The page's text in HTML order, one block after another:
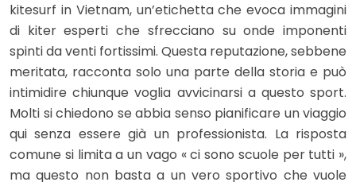
kitesurf in Vietnam, un’etichetta che evoca immagini
di kiter esperti che sfrecciano su onde imponenti
spinti da venti fortissimi. Questa reputazione, sebbene
meritata, racconta solo una parte della storia e può
intimidire chiunque voglia avvicinarsi a questo sport.
Molti si chiedono se abbia senso pianificare un viaggio
qui senza essere già un professionista. La risposta
comune si limita a un vago « ci sono scuole per tutti »,
ma questo non basta a un vero sportivo che vuole